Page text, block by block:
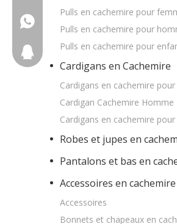
Pulls en cachemire pour
Pulls en cachemire pour
Pulls en cachemire pour
Cardigans en Cachemire
Cardigans en cachemire
Cardigan Cachemire Homme
Cardigans en cachemire
Robes et jupes en
Pantalons et bas en
Accessoires en cachemire
Accessoires
Bonnets et chapeaux en
2917611817